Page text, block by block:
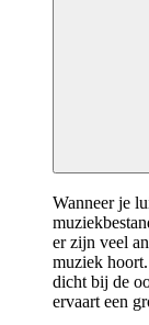
Wanneer je
er zijn veel
muziek
dicht bij de
ervaart een